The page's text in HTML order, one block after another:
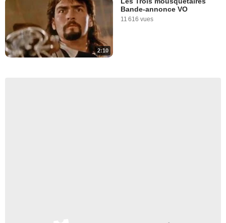
2:10
Bande-annonce VO
11 616 vues